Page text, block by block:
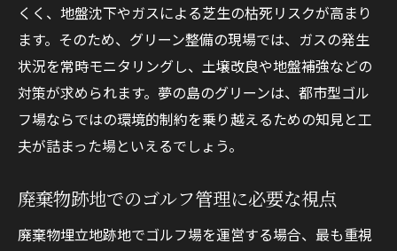
芝生張り替えの効率化と品質向上の工夫
夢の島で採用される先進的なグリーン整備
法
ゴルフ場管理を変える新しいメンテナンス
技術
埋立地特有の課題とゴルフ整備の知恵
くく、地盤沈下やガスによる芝生の枯死リスクが高まり
ます。そのため、グリーン整備の現場では、ガスの発生
状況を常時モニタリングし、土壌改良や地盤補強などの
対策が求められます。夢の島のグリーンは、都市型ゴル
フ場ならではの環境的制約を乗り越えるための知見と工
夫が詰まった場といえるでしょう。
廃棄物跡地でのゴルフ管理に必要な視点
廃棄物埋立地跡地でゴルフ場を運営する場合、最も重視